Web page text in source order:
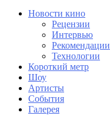
Новости кино
Рецензии
Интервью
Рекомендации
Технологии
Короткий метр
Шоу
Артисты
События
Галерея